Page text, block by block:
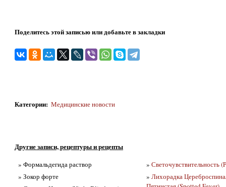
Поделитесь этой записью или добавьте в закладки
Категории: Медицинские новости
Другие записи, рецептуры и рецепты
» Формальдегида раствор
» Зокор форте
» Светочувствительность
» Лихорадка